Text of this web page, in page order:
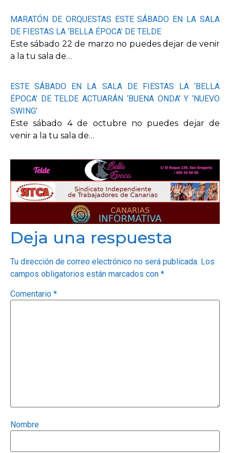
MARATÓN DE ORQUESTAS ESTE SÁBADO EN LA SALA
DE FIESTAS LA ‘BELLA ÉPOCA’ DE TELDE
Este sábado 22 de marzo no puedes dejar de venir
a la tu sala de…
ESTE SÁBADO EN LA SALA DE FIESTAS LA ‘BELLA
ÉPOCA’ DE TELDE ACTUARÁN ‘BUENA ONDA’ Y ‘NUEVO
SWING’
Este sábado 4 de octubre no puedes dejar de
venir a la tu sala de…
Deja una respuesta
Tu dirección de correo electrónico no será publicada. Los
campos obligatorios están marcados con *
Comentario *
Nombre